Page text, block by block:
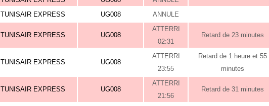
TUNISAIR EXPRESS UG008 ANNULE
TUNISAIR EXPRESS UG008
ATTERRI
02:31
Retard de 23 minutes
TUNISAIR EXPRESS UG008
ATTERRI
23:55
Retard de 1 heure et 55
minutes
TUNISAIR EXPRESS UG008
ATTERRI
21:56
Retard de 31 minutes